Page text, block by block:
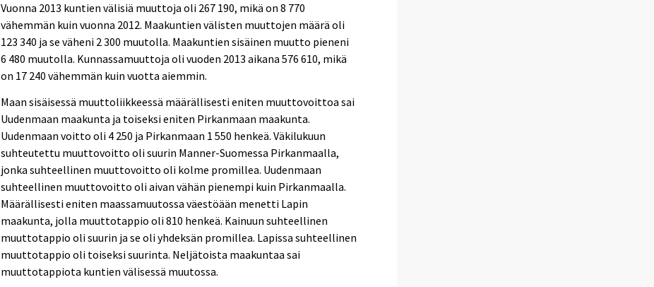
Vuonna 2013 kuntien välisiä muuttoja oli 267 190, mikä on 8 770
vähemmän kuin vuonna 2012. Maakuntien välisten muuttojen määrä oli
123 340 ja se väheni 2 300 muutolla. Maakuntien sisäinen muutto pieneni
6 480 muutolla. Kunnassamuuttoja oli vuoden 2013 aikana 576 610, mikä
on 17 240 vähemmän kuin vuotta aiemmin.
Maan sisäisessä muuttoliikkeessä määrällisesti eniten muuttovoittoa sai
Uudenmaan maakunta ja toiseksi eniten Pirkanmaan maakunta.
Uudenmaan voitto oli 4 250 ja Pirkanmaan 1 550 henkeä. Väkilukuun
suhteutettu muuttovoitto oli suurin Manner-Suomessa Pirkanmaalla,
jonka suhteellinen muuttovoitto oli kolme promillea. Uudenmaan
suhteellinen muuttovoitto oli aivan vähän pienempi kuin Pirkanmaalla.
Määrällisesti eniten maassamuutossa väestöään menetti Lapin
maakunta, jolla muuttotappio oli 810 henkeä. Kainuun suhteellinen
muuttotappio oli suurin ja se oli yhdeksän promillea. Lapissa suhteellinen
muuttotappio oli toiseksi suurinta. Neljätoista maakuntaa sai
muuttotappiota kuntien välisessä muutossa.